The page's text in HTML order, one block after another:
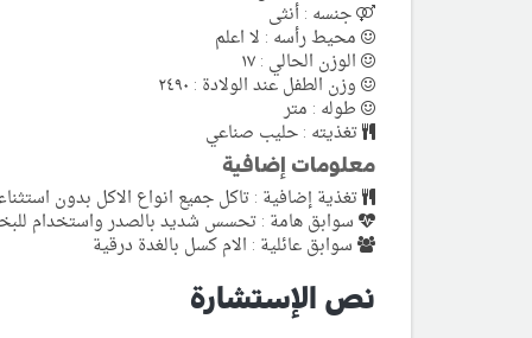
جنسه : أنثى
محيط رأسه : لا اعلم
الوزن الحالي : ١٧
وزن الطفل عند الولادة : ٢٤٩٠
طوله : متر
تغذيته : حليب صناعي
معلومات إضافية
تغذية إضافية : تاكل جميع انواع الاكل بدون
سوابق هامة : تحسس شديد بالصدر واستخدام
سوابق عائلية : الام كسل بالغدة درقية
نص الإستشارة